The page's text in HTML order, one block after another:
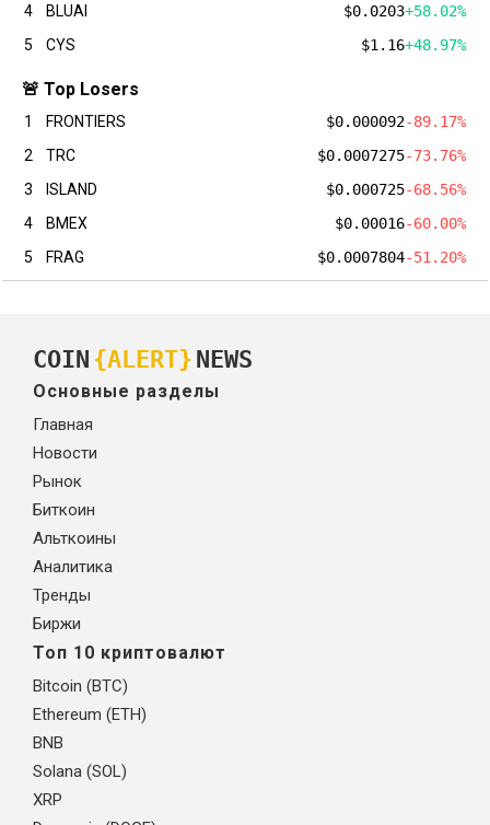
4
BLUAI $0.0203+58.02%
5
CYS $1.16+48.97%
🚨 Top Losers
1 FRONTIERS $0.000092-89.17%
2
TRC $0.0007275-73.76%
3
ISLAND $0.000725-68.56%
4
BMEX $0.00016-60.00%
5
FRAG $0.0007804-51.20%
COIN {ALERT} NEWS
Основные разделы
Главная
Новости
Рынок
Биткоин
Альткоины
Аналитика
Тренды
Биржи
Топ 10 криптовалют
Bitcoin (BTC)
Ethereum (ETH)
BNB
Solana (SOL)
XRP